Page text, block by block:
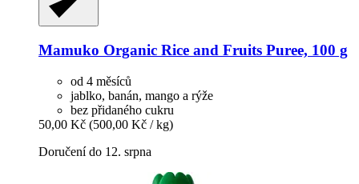
Mamuko Organic Rice and Fruits Puree, 100 g
od 4 měsíců
jablko, banán, mango a rýže
bez přidaného cukru
50,00 Kč (500,00 Kč / kg)
Doručení do 12. srpna